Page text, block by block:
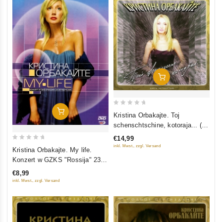
In Den Warenkorb
5
Kristina Orbakajte. My life.
Konzert w GZKS "Rossija" 23
Oktjabrja 2005
€8,99
inkl. Mwst., zzgl. Versand
In Den Warenkorb
5
Kristina Orbakajte. Toj
schenschtschine, kotoraja... (2
CD)
€14,99
inkl. Mwst., zzgl. Versand